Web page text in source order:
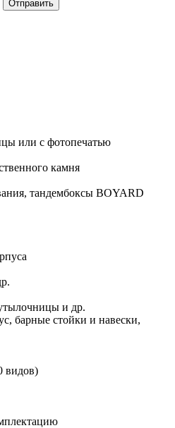
или с фотопечатью
камня
тандембоксы BOYARD
и др.
барные стойки и навески,
видов)